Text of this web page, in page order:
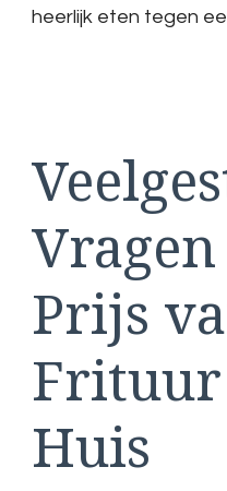
heerlijk eten tegen
Prijs
Frituur
Huis